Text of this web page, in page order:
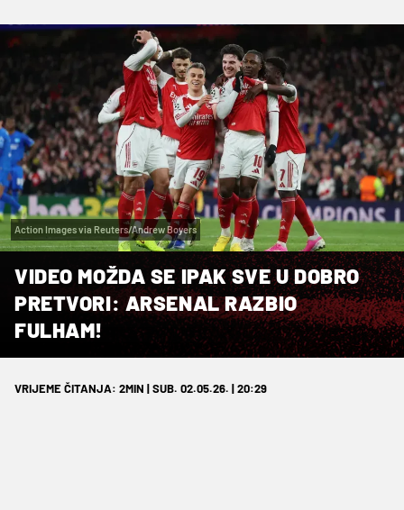
Action Images via Reuters/Andrew Boyers
VIDEO MOŽDA SE IPAK SVE U DOBRO
PRETVORI: ARSENAL RAZBIO
FULHAM!
VRIJEME ČITANJA: 2MIN | SUB. 02.05.26. | 20:29